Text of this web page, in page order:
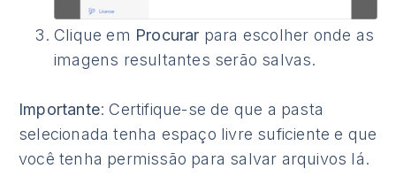
Clique em Procurar para escolher onde as
imagens resultantes serão salvas.
Importante: Certifique-se de que a pasta
selecionada tenha espaço livre suficiente e que
você tenha permissão para salvar arquivos lá.